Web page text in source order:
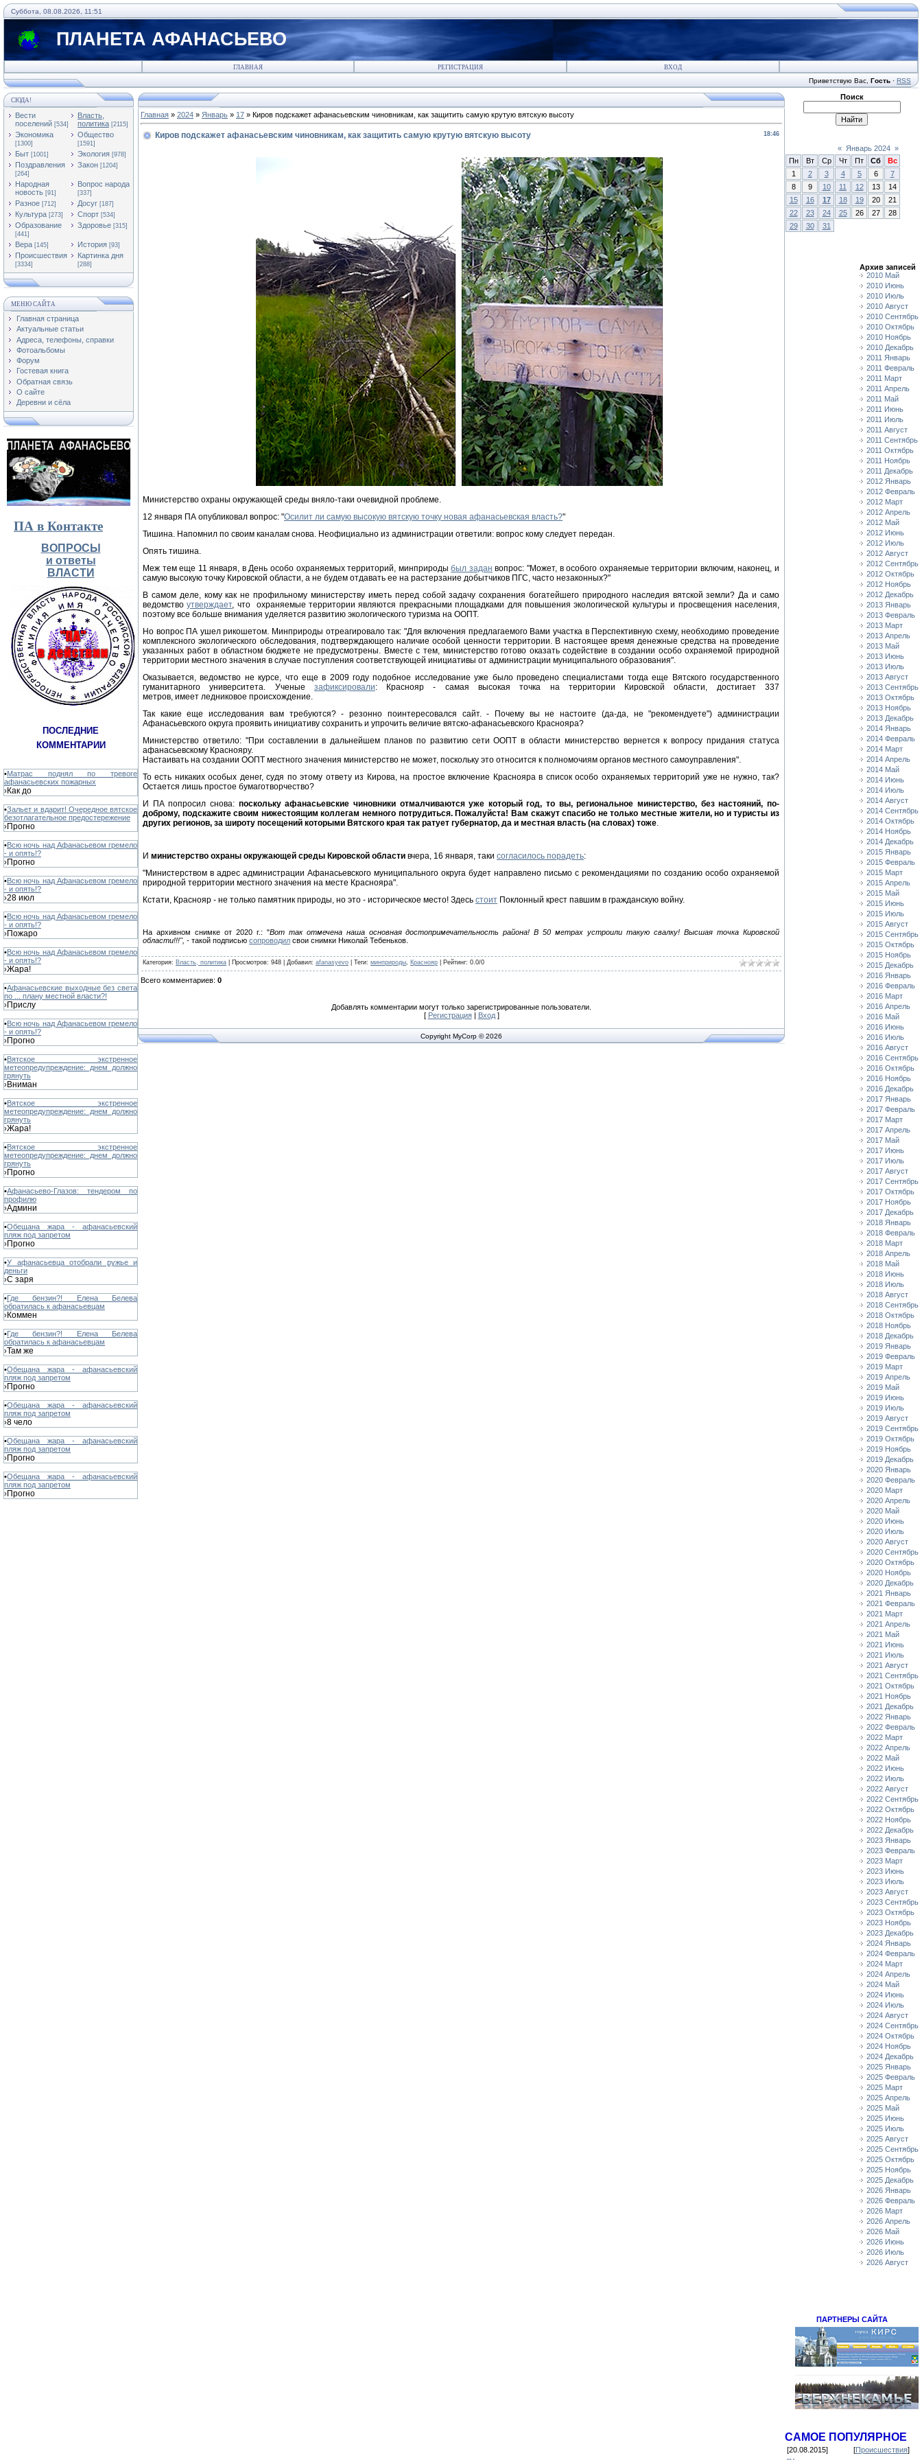
Суббота, 08.08.2026, 11:51
ПЛАНЕТА АФАНАСЬЕВО
ГЛАВНАЯ РЕГИСТРАЦИЯ ВХОД
Приветствую Вас Гость · RSS
СЮДА!
Вести
поселений [534]
Власть,
политика [2115]
Экономика
[1300]
Общество
[1591]
Быт [1001] Экология [978]
Поздравления
[264]
Закон [1204]
Народная
новость [91]
Вопрос народа
[337]
Разное [712] Досуг [187]
Культура [273] Спорт [534]
Образование
[441]
Здоровье [315]
Вера [145] История [93]
Происшествия
[3334]
Картинка дня
[288]
МЕНЮ САЙТА
Главная страница
Актуальные статьи
Адреса, телефоны, справки
Фотоальбомы
Форум
Гостевая книга
Обратная связь
О сайте
Деревни и сёла
ПА в Контакте
ВОПРОСЫ
и ответы
ВЛАСТИ
ПОСЛЕДНИЕ
КОММЕНТАРИИ
•Матрас поднял по тревоге
афанасьевских пожарных
›Как до
•Зальет и вдарит! Очередное вятское
безотлагательное предостережение
›Прогно
•Всю ночь над Афанасьевом гремело
- и опять!?
›Прогно
•Всю ночь над Афанасьевом гремело
- и опять!?
›28 июл
•Всю ночь над Афанасьевом гремело
- и опять!?
›Пожаро
•Всю ночь над Афанасьевом гремело
- и опять!?
›Жара!
•Афанасьевские выходные без света
по ... плану местной власти?!
›Прислу
•Всю ночь над Афанасьевом гремело
- и опять!?
›Прогно
•Вятское экстренное
метеопредупреждение: днем должно
грянуть
›Вниман
•Вятское экстренное
метеопредупреждение: днем должно
грянуть
›Жара!
•Вятское экстренное
метеопредупреждение: днем должно
грянуть
›Прогно
•Афанасьево-Глазов: тендером по
профилю
›Админи
•Обещана жара - афанасьевский
пляж под запретом
›Прогно
•У афанасьевца отобрали ружье и
деньги
›С заря
•Где бензин?! Елена Белева
обратилась к афанасьевцам
›Коммен
•Где бензин?! Елена Белева
обратилась к афанасьевцам
›Там же
•Обещана жара - афанасьевский
пляж под запретом
›Прогно
•Обещана жара - афанасьевский
пляж под запретом
›8 чело
•Обещана жара - афанасьевский
пляж под запретом
›Прогно
•Обещана жара - афанасьевский
пляж под запретом
›Прогно
Главная » 2024 » Январь » 17 » Киров подскажет афанасьевским чиновникам, как защитить самую крутую вятскую высоту
18:46
Киров подскажет афанасьевским чиновникам, как защитить самую крутую вятскую высоту
Министерство охраны окружающей среды вняло-таки очевидной проблеме.
12 января ПА опубликовал вопрос: "Осилит ли самую высокую вятскую точку новая афанасьевская власть?"
Тишина. Напомнил по своим каналам снова. Неофициально из администрации ответили: вопрос кому следует передан.
Опять тишина.
Меж тем еще 11 января, в День особо охраняемых территорий, минприродыбыл задан вопрос: "Может, в особого охраняемые территории включим, наконец, и
самую высокую точку Кировской области, а не будем отдавать ее на растерзание добытчиков ПГС, часто незаконных?"
В самом деле, кому как не профильному министерству иметь перед собой задачу сохранения богатейшего природного наследия вятской земли? Да и само
ведомствоутверждает, что охраняемые территории являются прекрасными площадками для повышения экологической культуры и просвещения населения,
поэтому все больше внимания уделяется развитию экологического туризма на ООПТ.
Но вопрос ПА ушел рикошетом. Минприроды отреагировало так: "Для включения предлагаемого Вами участка в Перспективную схему, необходимо проведение
комплексного экологического обследования, подтверждающего наличие особой ценности территории. В настоящее время денежные средства на проведение
указанных работ в областном бюджете не предусмотрены. Вместе с тем, министерство готово оказать содействие в создании особо охраняемой природной
территории местного значения в случае поступления соответствующей инициативы от администрации муниципального образования".
Оказывается, ведомство не курсе, что еще в 2009 году подобное исследование уже было проведено специалистами тогда еще Вятского государственного
гуманитарного университета. Ученые зафиксировали: Краснояр - самая высокая точка на территории Кировской области, достигает 337
метров, имеет ледниковое происхождение.
Так какие еще исследования вам требуются? - резонно поинтересовался сайт. - Почему вы не настоите (да-да, не "рекомендуете") администрации
Афанасьевского округа проявить инициативу сохранить и упрочить величие вятско-афанасьевского Краснояра?
Министерство ответило: "При составлении в дальнейшем планов по развитию сети ООПТ в области министерство вернется к вопросу придания статуса
афанасьевскому Краснояру.
Настаивать на создании ООПТ местного значения министерство не может, поскольку это относится к полномочиям органов местного самоуправления".
То есть никаких особых денег, судя по этому ответу из Кирова, на простое включение Краснояра в список особо охраняемых территорий уже не нужно, так?
Остается лишь простое бумаготворчество?
И ПА попросил снова: поскольку афанасьевские чиновники отмалчиваются уже который год, то вы, региональное министерство, без настояний, по-
доброму, подскажите своим нижестоящим коллегам немного потрудиться. Пожалуйста! Вам скажут спасибо не только местные жители, но и туристы из
других регионов, за широту посещений которыми Вятского края так ратует губернатор, да и местная власть (на словах) тоже.
И министерство охраны окружающей среды Кировской области вчера, 16 января, таки согласилось порадеть:
"Министерством в адрес администрации Афанасьевского муниципального округа будет направлено письмо с рекомендациями по созданию особо охраняемой
природной территории местного значения на месте Краснояра".
Кстати, Краснояр - не только памятник природы, но это - историческое место! Здесь стоит Поклонный крест павшим в гражданскую войну.
На архивном снимке от 2020 г.: "Вот так отмечена наша основная достопримечательность района! В 50 метрах устроили такую свалку! Высшая точка Кировской
области!!!", - такой подписью сопроводил свои снимки Николай Тебеньков.
Категория: Власть, политика Просмотров: 948 | Добавил: afanasyevo Теги: минприроды, Краснояр Рейтинг: 0.0/0
Всего комментариев: 0
Добавлять комментарии могут только зарегистрированные пользователи.
[ Регистрация| Вход]
Copyright MyCorp © 2026
Поиск
« Январь 2024 »
Пн
Вт Ср Чт Пт Сб
Вс
1
2 3 4 5 6
7
8
9 10 11 12 13
14
15
16 17 18 19 20
21
22
23 24 25 26 27
28
29
30 31
Архив записей
2010 Май
2010 Июнь
2010 Июль
2010 Август
2010 Сентябрь
2010 Октябрь
2010 Ноябрь
2010 Декабрь
2011 Январь
2011 Февраль
2011 Март
2011 Апрель
2011 Май
2011 Июнь
2011 Июль
2011 Август
2011 Сентябрь
2011 Октябрь
2011 Ноябрь
2011 Декабрь
2012 Январь
2012 Февраль
2012 Март
2012 Апрель
2012 Май
2012 Июнь
2012 Июль
2012 Август
2012 Сентябрь
2012 Октябрь
2012 Ноябрь
2012 Декабрь
2013 Январь
2013 Февраль
2013 Март
2013 Апрель
2013 Май
2013 Июнь
2013 Июль
2013 Август
2013 Сентябрь
2013 Октябрь
2013 Ноябрь
2013 Декабрь
2014 Январь
2014 Февраль
2014 Март
2014 Апрель
2014 Май
2014 Июнь
2014 Июль
2014 Август
2014 Сентябрь
2014 Октябрь
2014 Ноябрь
2014 Декабрь
2015 Январь
2015 Февраль
2015 Март
2015 Апрель
2015 Май
2015 Июнь
2015 Июль
2015 Август
2015 Сентябрь
2015 Октябрь
2015 Ноябрь
2015 Декабрь
2016 Январь
2016 Февраль
2016 Март
2016 Апрель
2016 Май
2016 Июнь
2016 Июль
2016 Август
2016 Сентябрь
2016 Октябрь
2016 Ноябрь
2016 Декабрь
2017 Январь
2017 Февраль
2017 Март
2017 Апрель
2017 Май
2017 Июнь
2017 Июль
2017 Август
2017 Сентябрь
2017 Октябрь
2017 Ноябрь
2017 Декабрь
2018 Январь
2018 Февраль
2018 Март
2018 Апрель
2018 Май
2018 Июнь
2018 Июль
2018 Август
2018 Сентябрь
2018 Октябрь
2018 Ноябрь
2018 Декабрь
2019 Январь
2019 Февраль
2019 Март
2019 Апрель
2019 Май
2019 Июнь
2019 Июль
2019 Август
2019 Сентябрь
2019 Октябрь
2019 Ноябрь
2019 Декабрь
2020 Январь
2020 Февраль
2020 Март
2020 Апрель
2020 Май
2020 Июнь
2020 Июль
2020 Август
2020 Сентябрь
2020 Октябрь
2020 Ноябрь
2020 Декабрь
2021 Январь
2021 Февраль
2021 Март
2021 Апрель
2021 Май
2021 Июнь
2021 Июль
2021 Август
2021 Сентябрь
2021 Октябрь
2021 Ноябрь
2021 Декабрь
2022 Январь
2022 Февраль
2022 Март
2022 Апрель
2022 Май
2022 Июнь
2022 Июль
2022 Август
2022 Сентябрь
2022 Октябрь
2022 Ноябрь
2022 Декабрь
2023 Январь
2023 Февраль
2023 Март
2023 Июнь
2023 Июль
2023 Август
2023 Сентябрь
2023 Октябрь
2023 Ноябрь
2023 Декабрь
2024 Январь
2024 Февраль
2024 Март
2024 Апрель
2024 Май
2024 Июнь
2024 Июль
2024 Август
2024 Сентябрь
2024 Октябрь
2024 Ноябрь
2024 Декабрь
2025 Январь
2025 Февраль
2025 Март
2025 Апрель
2025 Май
2025 Июнь
2025 Июль
2025 Август
2025 Сентябрь
2025 Октябрь
2025 Ноябрь
2025 Декабрь
2026 Январь
2026 Февраль
2026 Март
2026 Апрель
2026 Май
2026 Июнь
2026 Июль
2026 Август
ПАРТНЕРЫ САЙТА
САМОЕ ПОПУЛЯРНОЕ
[20.08.2015] [Происшествия]